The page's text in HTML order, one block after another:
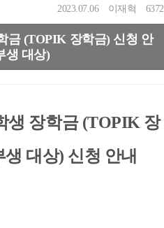
2023.07.06 이재혁 6372
금 (TOPIK 장학금) 신청 안
생 대상)
생 장학금 (TOPIK 장
대상) 신청 안내